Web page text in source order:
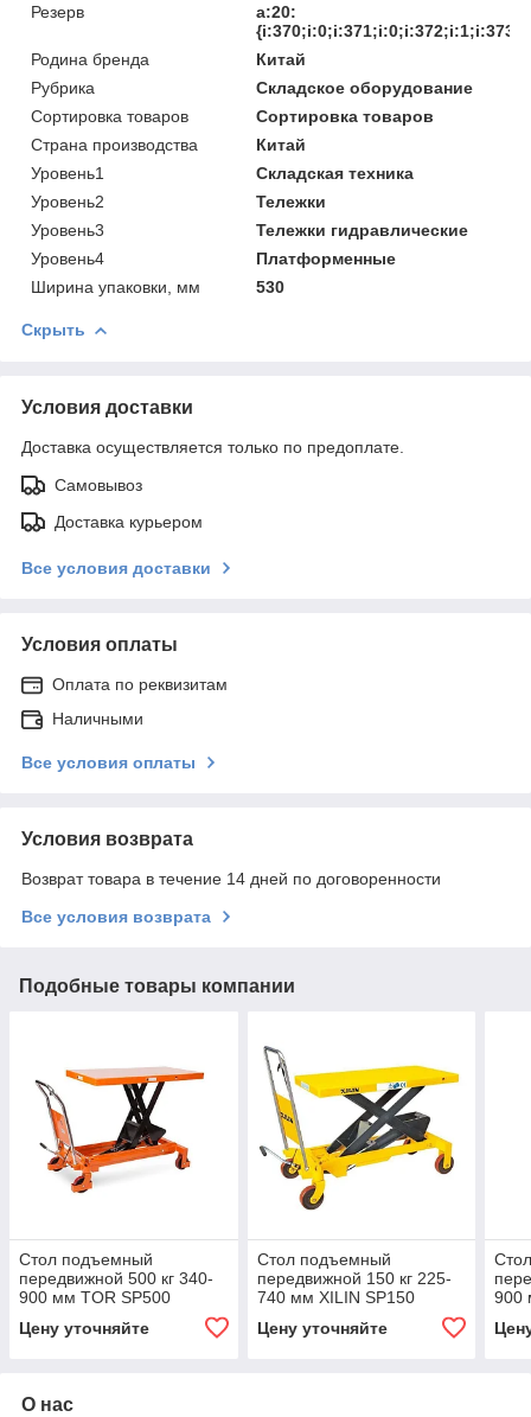
Резерв
a:20:
Родина бренда
Китай
Рубрика
Складское оборудование
Сортировка товаров
Сортировка товаров
Страна производства
Китай
Уровень1
Складская техника
Уровень2
Тележки
Уровень3
Тележки гидравлические
Уровень4
Платформенные
Ширина упаковки, мм
530
Скрыть
Условия доставки
Доставка осуществляется только по предоплате.
Самовывоз
Доставка курьером
Все условия доставки
Условия оплаты
Оплата по реквизитам
Наличными
Все условия оплаты
Условия возврата
Возврат товара в течение 14 дней по договоренности
Все условия возврата
Подобные товары компании
Стол подъемный
передвижной 500 кг 340-
900 мм TOR SP500
Цену уточняйте
Стол подъемный
передвижной 150 кг 225-
740 мм XILIN SP150
Цену уточняйте
900
О нас